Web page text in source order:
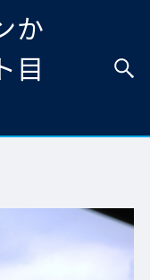
か
目